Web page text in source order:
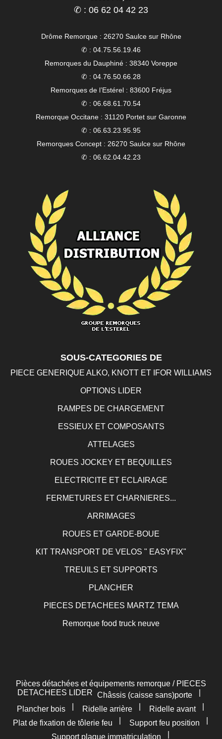
✆ : 06 62 04 42 23
Drôme Remorque : 26270 Saulce sur Rhône
✆ : 04.75.56.19.46
Remorques du Dauphiné : 38340 Voreppe
✆ : 04.76.50.66.28
Remorques de l’Estérel : 83600 Fréjus
✆ : 06.68.61.70.54
Remorque Occitane : 31120 Portet sur Garonne
✆ : 06.63.23.95.95
Remorques Concept : 26270 Saulce sur Rhône
✆ : 06.62.04.42.23
SOUS-CATEGORIES DE
PIECE GENERIQUE ALKO, KNOTT ET IFOR WILLIAMS
OPTIONS LIDER
RAMPES DE CHARGEMENT
ESSIEUX ET COMPOSANTS
ATTELAGES
ROUES JOCKEY ET BEQUILLES
ELECTRICITE ET ECLAIRAGE
FERMETURES ET CHARNIERES...
ARRIMAGES
ROUES ET GARDE-BOUE
KIT TRANSPORT DE VELOS " EASYFIX"
TREUILS ET SUPPORTS
PLANCHER
PIECES DETACHEES MARTZ TEMA
Remorque food truck neuve
Pièces détachées et équipements remorque / PIECES
DETACHEES LIDER Châssis (caisse sans)porte
Plancher bois
Ridelle arrière Ridelle avant
Plat de fixation de tôlerie feu
Support feu position
Support plaque immatriculation